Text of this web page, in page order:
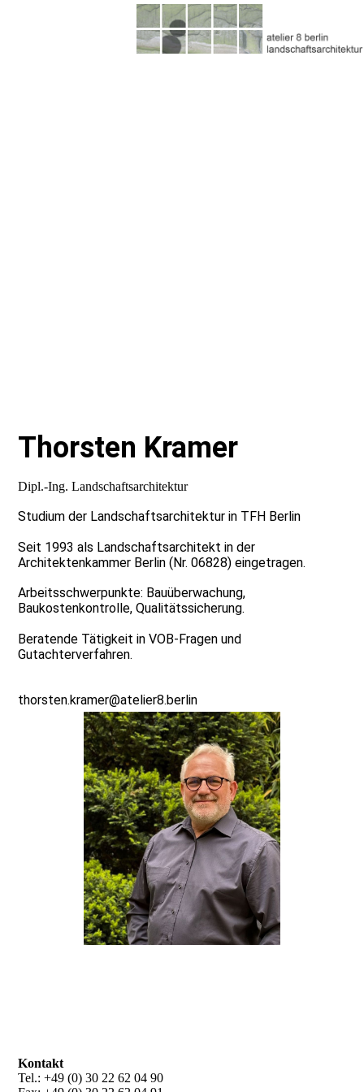
Thorsten Kramer
Dipl.-Ing. Landschaftsarchitektur
Studium der Landschaftsarchitektur in TFH Berlin
Seit 1993 als Landschaftsarchitekt in der
Architektenkammer Berlin (Nr. 06828) eingetragen.
Arbeitsschwerpunkte: Bauüberwachung,
Baukostenkontrolle, Qualitätssicherung.
Beratende Tätigkeit in VOB-Fragen und
Gutachterverfahren.
thorsten.kramer@atelier8.berlin
Kontakt
Tel.: +49 (0) 30 22 62 04 90